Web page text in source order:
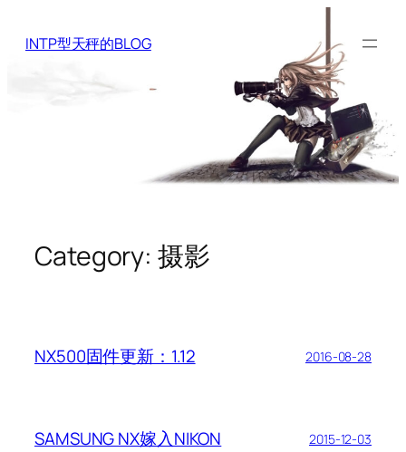
INTP型天秤的BLOG
Category: 摄影
NX500固件更新：1.12 2016-08-28
SAMSUNG NX嫁入NIKON 2015-12-03